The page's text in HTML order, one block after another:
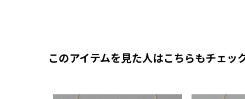
このアイテムを見た人はこちらもチェッ